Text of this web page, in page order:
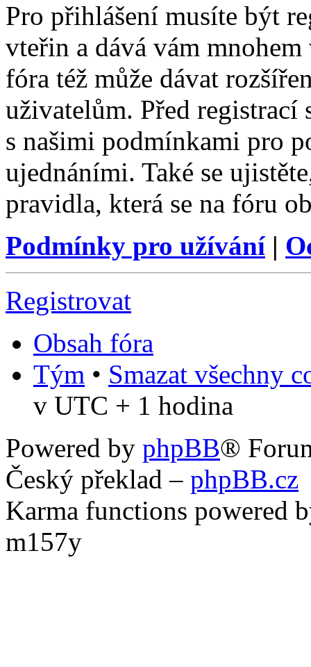
Pro přihlášení musíte být
vteřin a dává vám
fóra též může dávat
uživatelům. Před registrací
s našimi podmínkami pro
ujednáními. Také se
pravidla, která se na fóru
Podmínky pro užívání|
Registrovat
Obsah fóra
Tým • Smazat všechny
v UTC + 1 hodina
Powered by phpBB®
Český překlad – phpBB.cz
Karma functions powered
m157y